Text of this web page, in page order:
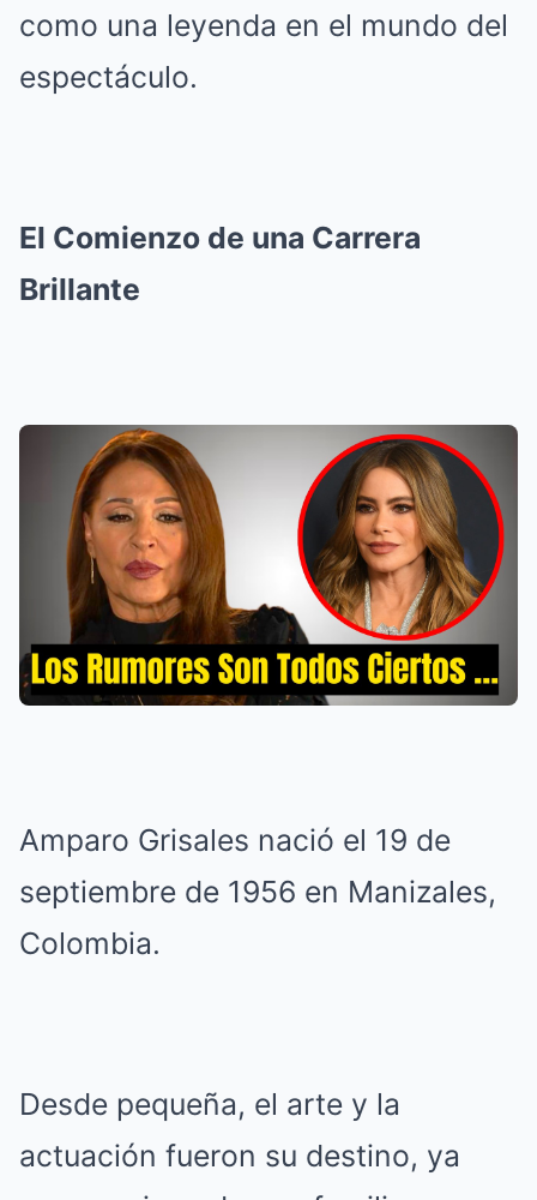
como una leyenda en el mundo del
espectáculo.
El Comienzo de una Carrera
Brillante
Amparo Grisales nació el 19 de
septiembre de 1956 en Manizales,
Colombia.
Desde pequeña, el arte y la
actuación fueron su destino, ya